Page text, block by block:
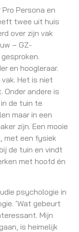
Persona en
twee uit huis
over zijn vak
– GZ-
en hoogleraar.
Het is niet
andere is
de tuin te
maar in een
zijn. Een mooie
met een fysiek
de tuin en vindt
met hoofd én
psychologie in
‘Wat gebeurt
Mijn
is heimelijk